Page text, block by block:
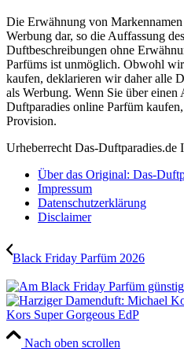
Die Erwähnung von
Werbung dar, so die Auffassung
Duftbeschreibungen ohne
Parfüms ist unmöglich. Obwohl
kaufen, deklarieren wir daher alle
als Werbung. Wenn Sie über
Duftparadies online Parfüm
Provision.
Urheberrecht Das-Duftparadies.de
Über das Original: Das-
Impressum
Datenschutzerklärung
Disclaimer
Black Friday Parfüm 2026
Kors Super Gorgeous EdP
Nach oben scrollen